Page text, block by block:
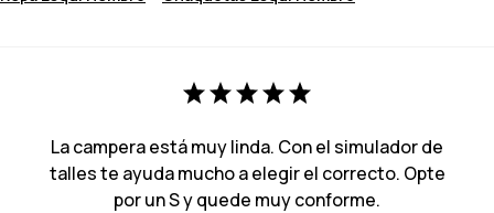
La campera está muy linda. Con el simulador de
talles te ayuda mucho a elegir el correcto. Opte
por un S y quede muy conforme.